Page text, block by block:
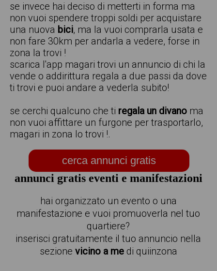
se invece hai deciso di metterti in forma ma
non vuoi spendere troppi soldi per acquistare
una nuova bici, ma la vuoi comprarla usata e
non fare 30km per andarla a vedere, forse in
zona la trovi !
scarica l'app magari trovi un annuncio di chi la
vende o addirittura regala a due passi da dove
ti trovi e puoi andare a vederla subito!
se cerchi qualcuno che ti regala un divano ma
non vuoi affittare un furgone per trasportarlo,
magari in zona lo trovi !.
cerca annunci gratis
annunci gratis eventi e manifestazioni
hai organizzato un evento o una
manifestazione e vuoi promuoverla nel tuo
quartiere?
inserisci gratuitamente il tuo annuncio nella
sezione vicino a medi quiinzona